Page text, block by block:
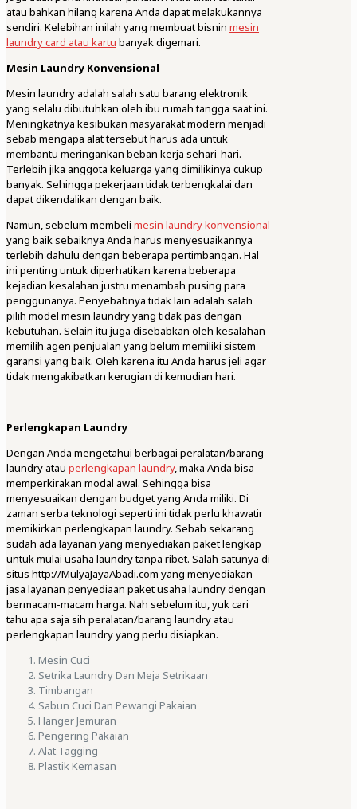
atau bahkan hilang karena Anda dapat melakukannya
sendiri. Kelebihan inilah yang membuat bisnin mesin
laundry card atau kartu banyak digemari.
Mesin Laundry Konvensional
Mesin laundry adalah salah satu barang elektronik
yang selalu dibutuhkan oleh ibu rumah tangga saat ini.
Meningkatnya kesibukan masyarakat modern menjadi
sebab mengapa alat tersebut harus ada untuk
membantu meringankan beban kerja sehari-hari.
Terlebih jika anggota keluarga yang dimilikinya cukup
banyak. Sehingga pekerjaan tidak terbengkalai dan
dapat dikendalikan dengan baik.
Namun, sebelum membeli mesin laundry konvensional
yang baik sebaiknya Anda harus menyesuaikannya
terlebih dahulu dengan beberapa pertimbangan. Hal
ini penting untuk diperhatikan karena beberapa
kejadian kesalahan justru menambah pusing para
penggunanya. Penyebabnya tidak lain adalah salah
pilih model mesin laundry yang tidak pas dengan
kebutuhan. Selain itu juga disebabkan oleh kesalahan
memilih agen penjualan yang belum memiliki sistem
garansi yang baik. Oleh karena itu Anda harus jeli agar
tidak mengakibatkan kerugian di kemudian hari.
Perlengkapan Laundry
Dengan Anda mengetahui berbagai peralatan/barang
laundry atau perlengkapan laundry, maka Anda bisa
memperkirakan modal awal. Sehingga bisa
menyesuaikan dengan budget yang Anda miliki. Di
zaman serba teknologi seperti ini tidak perlu khawatir
memikirkan perlengkapan laundry. Sebab sekarang
sudah ada layanan yang menyediakan paket lengkap
untuk mulai usaha laundry tanpa ribet. Salah satunya di
situs http://MulyaJayaAbadi.com yang menyediakan
jasa layanan penyediaan paket usaha laundry dengan
bermacam-macam harga. Nah sebelum itu, yuk cari
tahu apa saja sih peralatan/barang laundry atau
perlengkapan laundry yang perlu disiapkan.
Mesin Cuci
Setrika Laundry Dan Meja Setrikaan
Timbangan
Sabun Cuci Dan Pewangi Pakaian
Hanger Jemuran
Pengering Pakaian
Alat Tagging
Plastik Kemasan